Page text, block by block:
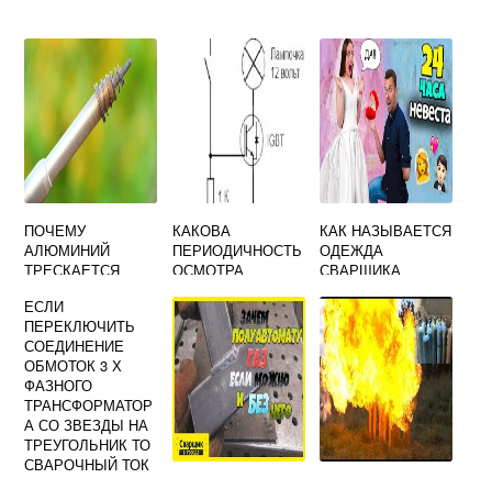
ПОЧЕМУ
АЛЮМИНИЙ
ТРЕСКАЕТСЯ
КАКОВА
ПЕРИОДИЧНОСТЬ
ОСМОТРА
ТРАНСФОРМАТОР
ОВ И
ВЫПРЯМИТЕЛЕЙ
КАК НАЗЫВАЕТСЯ
ОДЕЖДА
СВАРЩИКА
ЕСЛИ
ПЕРЕКЛЮЧИТЬ
СОЕДИНЕНИЕ
ОБМОТОК 3 Х
ФАЗНОГО
ТРАНСФОРМАТОР
А СО ЗВЕЗДЫ НА
ТРЕУГОЛЬНИК ТО
СВАРОЧНЫЙ ТОК